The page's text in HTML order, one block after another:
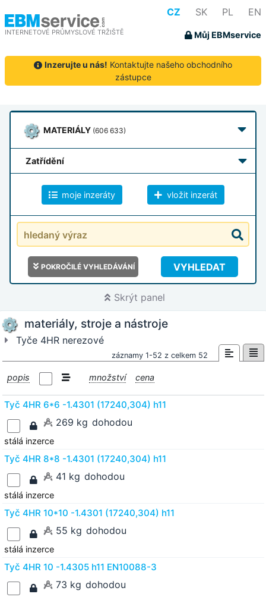
INTERNETOVÉ PRŮMYSLOVÉ TRŽIŠTĚ
CZ SK PL EN
Můj EBMservice
Inzerujte u nás! Kontaktujte našeho obchodního
zástupce
MATERIÁLY (606 633)
zatřídění
moje inzeráty vložit inzerát
POKROČILÉ VYHLEDÁVÁNÍ VYHLEDAT
Skrýt panel
materiály, stroje a nástroje
Tyče 4HR nerezové
záznamy 1-52 z celkem 52
popis množství cena
Tyč 4HR 6*6 -1.4301 (17240,304) h11
269 kg dohodou
stálá inzerce
Tyč 4HR 8*8 -1.4301 (17240,304) h11
41 kg dohodou
stálá inzerce
Tyč 4HR 10*10 -1.4301 (17240,304) h11
55 kg dohodou
stálá inzerce
Tyč 4HR 10 -1.4305 h11 EN10088-3
73 kg dohodou